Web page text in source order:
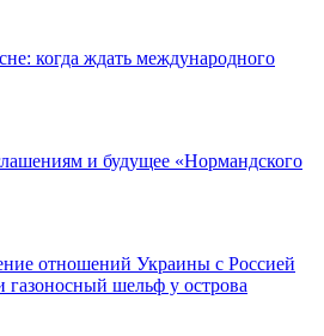
когда ждать международного
и будущее «Нормандского
отношений Украины с Россией
шельф у острова